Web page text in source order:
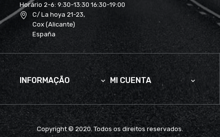
Horário 2-6: 9:30-13:30 16:30-19:00
C/ La hoya 21-23,
Cox (Alicante)
España
INFORMAÇÃO  MI CUENTA 
Copyright © 2020. Todos os direitos reservados.